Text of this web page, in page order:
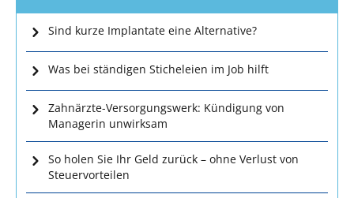
Sind kurze Implantate eine Alternative?
Was bei ständigen Sticheleien im Job hilft
Zahnärzte-Versorgungswerk: Kündigung von
Managerin unwirksam
So holen Sie Ihr Geld zurück – ohne Verlust von
Steuervorteilen